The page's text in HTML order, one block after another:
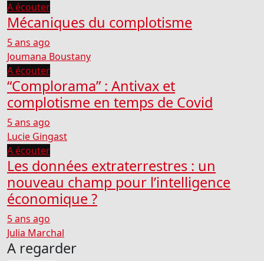
A écouter
Mécaniques du complotisme
5 ans ago
Joumana Boustany
A écouter
“Complorama” : Antivax et
complotisme en temps de Covid
5 ans ago
Lucie Gingast
A écouter
Les données extraterrestres : un
nouveau champ pour l’intelligence
économique ?
5 ans ago
Julia Marchal
A regarder